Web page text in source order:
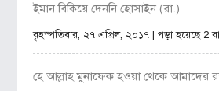
ইমান বিকিয়ে দেননি হোসাইন (রা.)
বৃহস্পতিবার, ২৭ এপ্রিল, ২০১৭ | পড়া হয়েছে 2
হে আল্লাহ মুনাফেক হওয়া থেকে আমাদের